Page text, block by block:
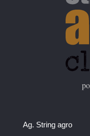
Ag. String agro